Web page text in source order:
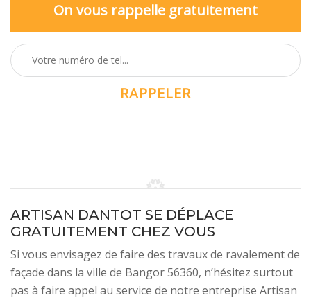
On vous rappelle gratuitement
ARTISAN DANTOT SE DÉPLACE
GRATUITEMENT CHEZ VOUS
Si vous envisagez de faire des travaux de ravalement de
façade dans la ville de Bangor 56360, n’hésitez surtout
pas à faire appel au service de notre entreprise Artisan